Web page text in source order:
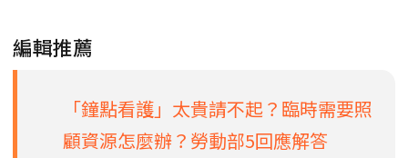
編輯推薦
「鐘點看護」太貴請不起？臨時需要照
顧資源怎麼辦？勞動部5回應解答